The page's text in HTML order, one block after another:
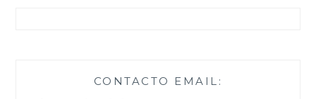
CONTACTO EMAIL: